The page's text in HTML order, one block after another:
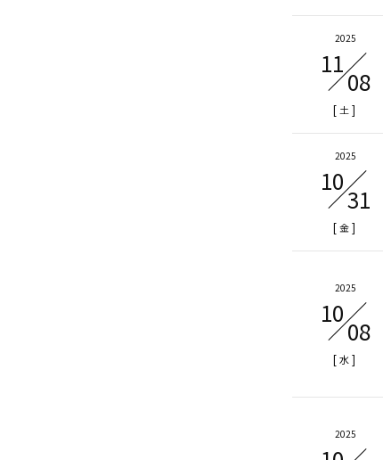
2025
11
08
[ 土]
2025
10
31
[金]
2025
10
08
[水]
2025